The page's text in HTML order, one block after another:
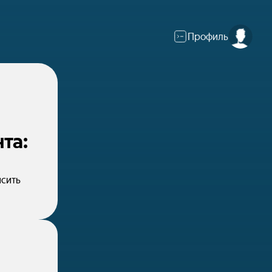
Профиль